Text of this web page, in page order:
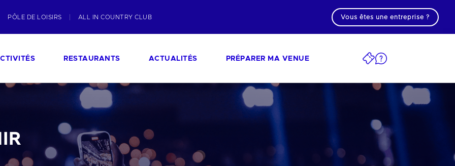
PÔLE DE LOISIRS ALL IN COUNTRY CLUB Vous êtes une entreprise ?
RESTAURANTS ACTUALITÉS PRÉPARER MA VENUE